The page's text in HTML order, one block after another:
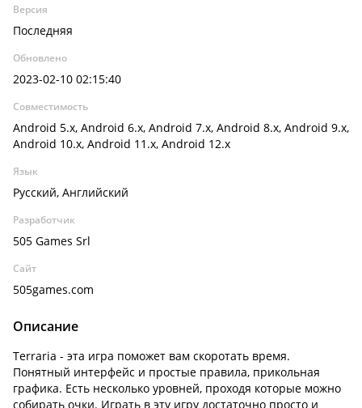
Версия
Последняя
Обновлено
2023-02-10 02:15:40
Совместимость
Android 5.x, Android 6.x, Android 7.x, Android 8.x, Android 9.x,
Android 10.x, Android 11.x, Android 12.x
Язык
Русский, Английский
Разработчик
505 Games Srl
Сайт
505games.com
Описание
Terraria - эта игра поможет вам скоротать время.
Понятный интерфейс и простые правила, прикольная
графика. Есть несколько уровней, проходя которые можно
собирать очки. Играть в эту игру достаточно просто и